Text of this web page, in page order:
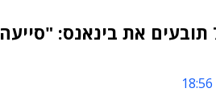
300 נפגעי ה-7.10 תובעים את בינאנס: "סייעה